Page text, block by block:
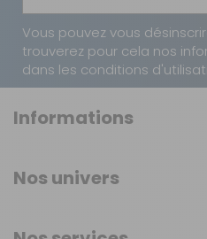
Vous pouvez vous
trouverez pour cela nos
dans les conditions
Informations
Conditions générales
Nos univers